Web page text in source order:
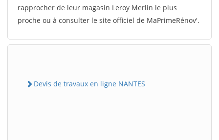
rapprocher de leur magasin Leroy Merlin le plus
proche ou à consulter le site officiel de MaPrimeRénov'.
Devis de travaux en ligne NANTES